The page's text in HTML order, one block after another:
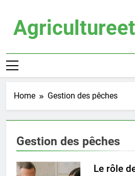
content
Home Gestion des pêches
Gestion des pêches
Le rôle